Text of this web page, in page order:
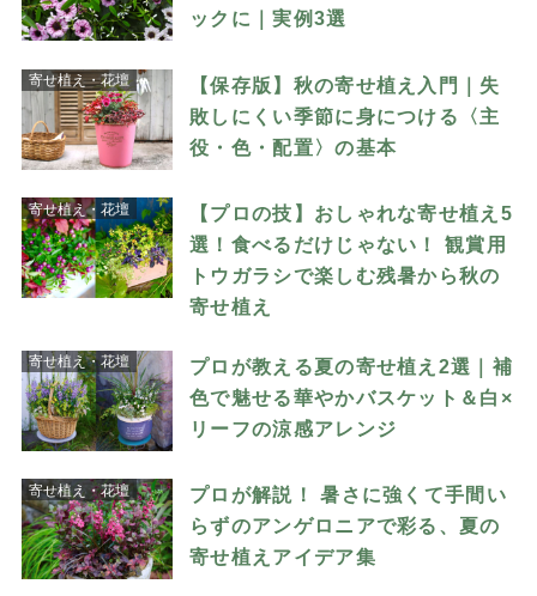
ックに｜実例3選
寄せ植え・花壇
【保存版】秋の寄せ植え入門｜失
敗しにくい季節に身につける〈主
役・色・配置〉の基本
寄せ植え・花壇
【プロの技】おしゃれな寄せ植え5
選！食べるだけじゃない！ 観賞用
トウガラシで楽しむ残暑から秋の
寄せ植え
寄せ植え・花壇
プロが教える夏の寄せ植え2選｜補
色で魅せる華やかバスケット＆白×
リーフの涼感アレンジ
寄せ植え・花壇
プロが解説！ 暑さに強くて手間い
らずのアンゲロニアで彩る、夏の
寄せ植えアイデア集